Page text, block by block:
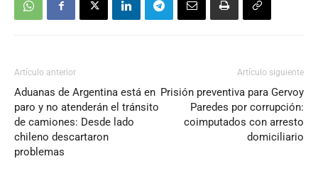
Artículo anterior
Aduanas de Argentina está en
paro y no atenderán el tránsito
de camiones: Desde lado
chileno descartaron
problemas
Artículo siguiente
Prisión preventiva para Gervoy
Paredes por corrupción:
coimputados con arresto
domiciliario